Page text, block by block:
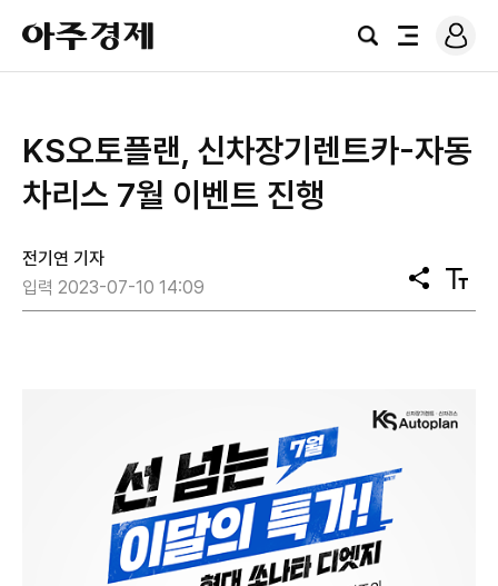
아
주
경
검
전
로
그
​KS오토플랜, 신차장기렌트카-자동
차리스 7월 이벤트 진행
전기연 기자
입력 2023-07-10 14:09
공
유
텍
스